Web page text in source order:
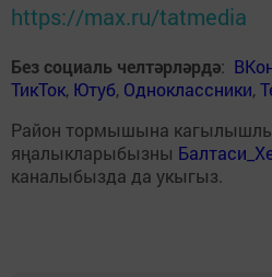
https://max.ru/tatmedia
Без социаль челтәрләрдә:
ТикТок, Ютуб, Одноклассники,
Район тормышына
яңалыкларыбызны
каналыбызда да укыгыз.